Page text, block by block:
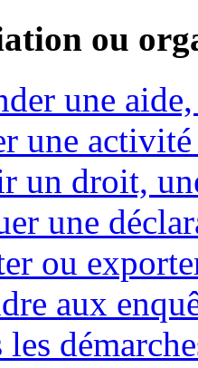
ou
une
une
un droit,
une
ou
aux
les